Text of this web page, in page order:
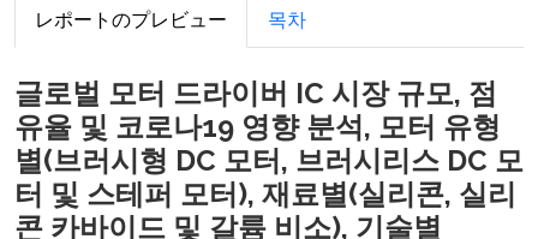
レポートのプレビュー 목차
글로벌 모터 드라이버 IC 시장 규모, 점
유율 및 코로나19 영향 분석, 모터 유형
별(브러시형 DC 모터, 브러시리스 DC 모
터 및 스테퍼 모터), 재료별(실리콘, 실리
콘 카바이드 및 갈륨 비소), 기술별